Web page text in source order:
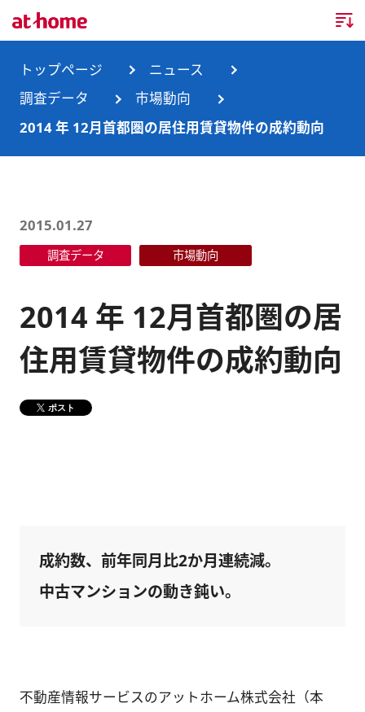
トップページ
企業情報
事業所・グループ会社
沿革
サステナビリティ
調査データ
ランキング
消費者向け不動産情報サービス
不動産業務支援サービス
キャリア採用情報
障がい者採用情報
トップページ
ニュース
調査データ
市場動向
2014 年 12月首都圏の居住用賃貸物件の成約動向
2015.01.27
調査データ 市場動向
2014 年 12月首都圏の居
住用賃貸物件の成約動向
ポスト
成約数、前年同月比2か月連続減。
中古マンションの動き鈍い。
不動産情報サービスのアットホーム株式会社（本